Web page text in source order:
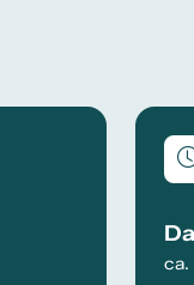
ca.